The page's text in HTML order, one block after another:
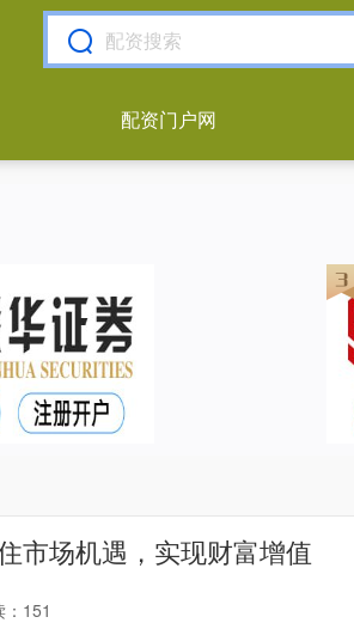
配资门户网
市场机遇，实现财富增值
：151